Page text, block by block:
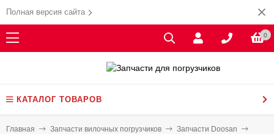
Полная версия сайта
0
КАТАЛОГ ТОВАРОВ
Главная Запчасти вилочных погрузчиков
Запчасти Doosan